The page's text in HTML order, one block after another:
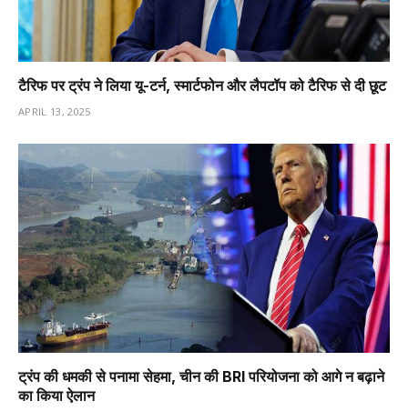
टैरिफ पर ट्रंप ने लिया यू-टर्न, स्मार्टफोन और लैपटॉप को टैरिफ से दी छूट
APRIL 13, 2025
ट्रंप की धमकी से पनामा सेहमा, चीन की BRI परियोजना को आगे न बढ़ाने
का किया ऐलान